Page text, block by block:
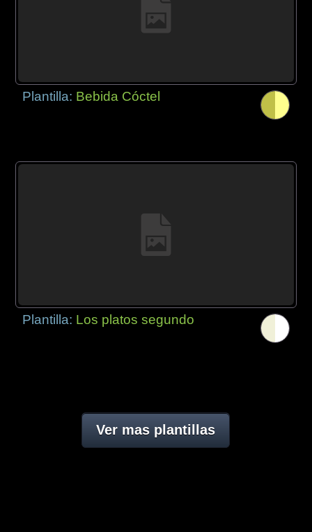
Plantilla: Bebida Cóctel
Plantilla: Los platos segundo
Ver mas plantillas